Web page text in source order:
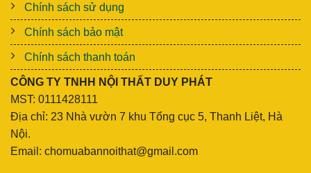
Chính sách sử dụng
Chính sách bảo mật
Chính sách thanh toán
CÔNG TY TNHH NỘI THẤT DUY PHÁT
MST: 0111428111
Địa chỉ: 23 Nhà vườn 7 khu Tổng cục 5, Thanh Liệt, Hà
Nội.
Email: chomuabannoithat@gmail.com